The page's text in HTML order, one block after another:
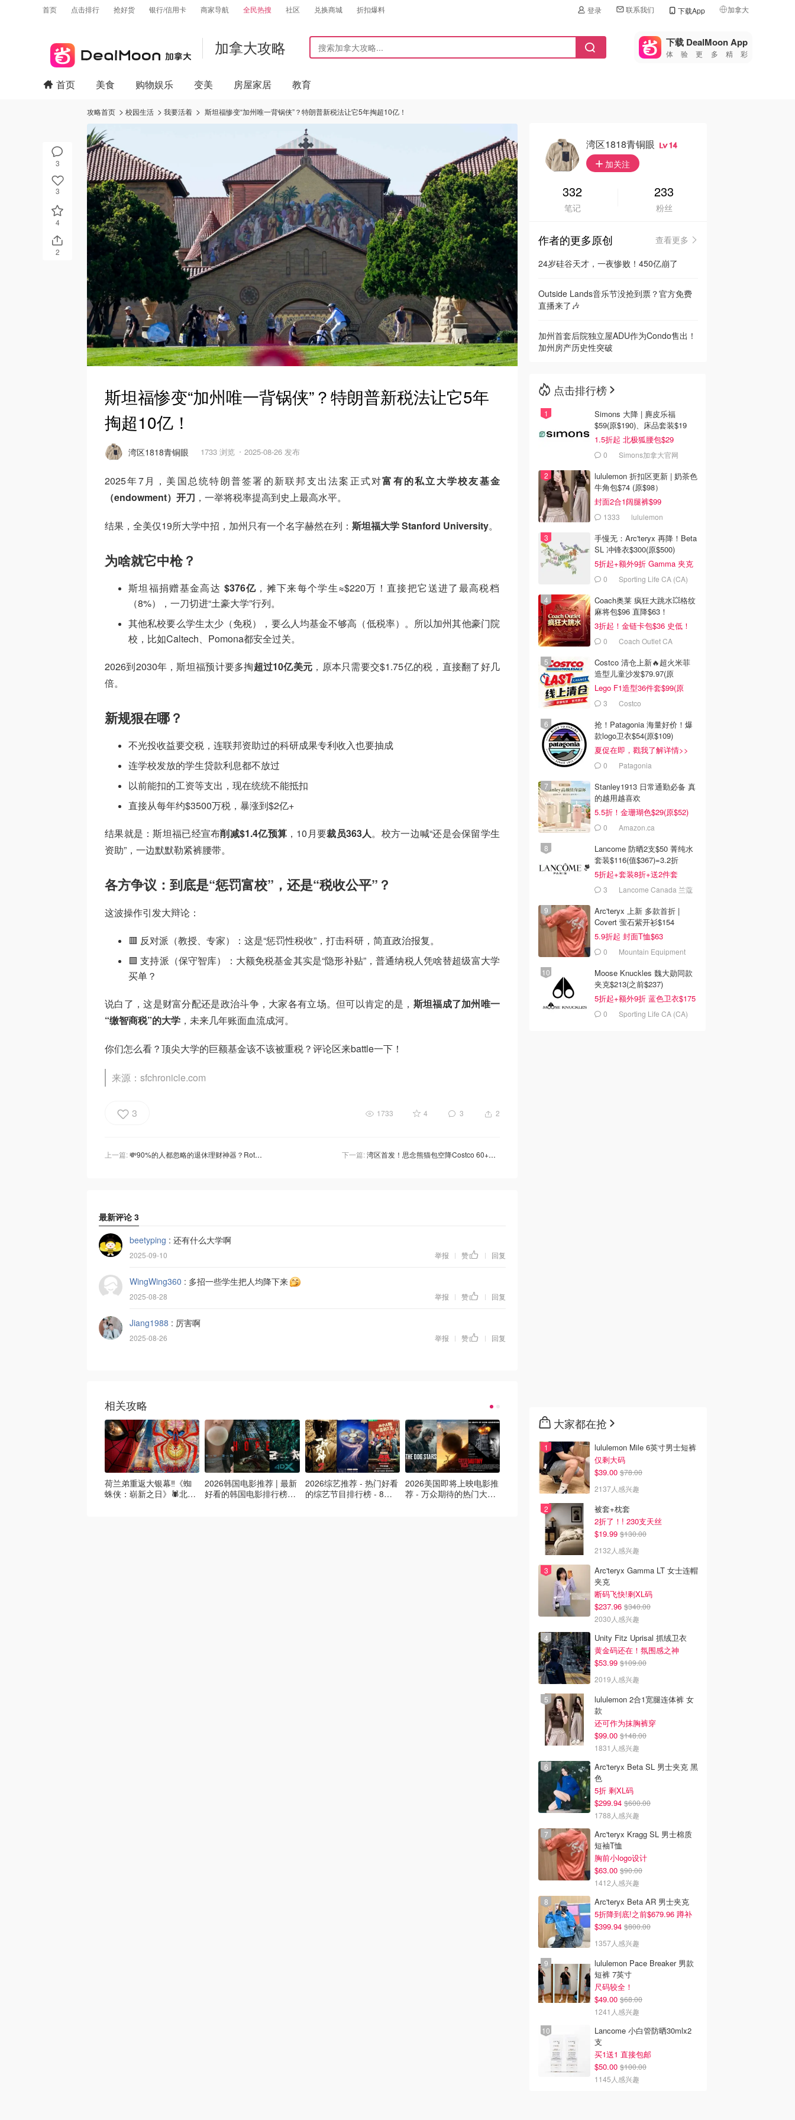
首页 点击排行 抢好货 银行/信用卡 商家导航 全民热搜 社区 兑换商城 折扣爆料 登录 联系我们 下载App 加拿大
🇺🇸
美国
🇨🇳中国
🇩🇪
🇮🇹
🇦🇺
🇳🇿新西兰
加拿大攻略 下载 DealMoon App
体验更多精彩
3
3
4
2
首页 美食 购物娱乐 变美 房屋家居 教育
攻略首页 校园生活 我要活着 斯坦福惨变“加州唯一背锅侠”？特朗普新税法让它5年掏超10亿！
斯坦福惨变“加州唯一背锅侠”？特朗普新税法让它5年
掏超10亿！
湾区1818青铜眼 1733 浏览 2025-08-26 发布
2025年7月，美国总统特朗普签署的新联邦支出法案正式对富有的私立大学校友基金
（endowment）开刀 ，一举将税率提高到史上最高水平。
结果，全美仅19所大学中招，加州只有一个名字赫然在列： 斯坦福大学 Stanford University。
为啥就它中枪？
斯坦福捐赠基金高达 $376亿 ，摊下来每个学生≈$220万！直接把它送进了最高税档
（8%），一刀切进“土豪大学”行列。
其他私校要么学生太少（免税），要么人均基金不够高（低税率）。所以加州其他豪门院
校，比如Caltech、Pomona都安全过关。
2026到2030年，斯坦福预计要多掏超过10亿美元 ，原本只需要交$1.75亿的税，直接翻了好几
倍。
新规狠在哪？
不光投收益要交税，连联邦资助过的科研成果专利收入也要抽成
连学校发放的学生贷款利息都不放过
以前能扣的工资等支出，现在统统不能抵扣
直接从每年约$3500万税，暴涨到$2亿+
结果就是：斯坦福已经宣布削减$1.4亿预算 ，10月要裁员363人。校方一边喊“还是会保留学生
资助”，一边默默勒紧裤腰带。
各方争议：到底是“惩罚富校”，还是“税收公平”？
这波操作引发大辩论：
🟥 反对派（教授、专家）：这是“惩罚性税收”，打击科研，简直政治报复。
🟩 支持派（保守智库）：大额免税基金其实是“隐形补贴”，普通纳税人凭啥替超级富大学
买单？
说白了，这是财富分配还是政治斗争，大家各有立场。但可以肯定的是， 斯坦福成了加州唯一
“缴智商税”的大学 ，未来几年账面血流成河。
你们怎么看？顶尖大学的巨额基金该不该被重税？评论区来battle一下！
来源：sfchronicle.com
3 1733 4 3 2
上一篇:💸90%的人都忽略的退休理财神器？Roth 401(k)了解一下！ 下一篇:湾区首发！思念熊猫包空降Costco 60+家门店，萌翻全场还巨好吃！
最新评论 3
beetyping : 还有什么大学啊
2025-09-10 举报 | 赞 | 回复
WingWing360 : 多招一些学生把人均降下来
2025-08-28 举报 | 赞 | 回复
Jiang1988 : 厉害啊
2025-08-26 举报 | 赞 | 回复
相关攻略
荷兰弟重返大银幕‼️《蜘
蛛侠：崭新之日》🕷️北美
2026韩国电影推荐 | 最新
好看的韩国电影排行榜，
2026综艺推荐 - 热门好看
的综艺节目排行榜 - 8月
2026美国即将上映电影推
荐 - 万众期待的热门大片
Netflix新剧推荐2026 - 最
新好看网飞Netflix新剧大
片 - 8月最新：《​​百年孤
好看的电视剧推荐2026-
高分大陆电视剧持续更
新-8月最新:《九门》、
《天才，女友》
湾区1818青铜眼 14
加关注
332
笔记
233
粉丝
作者的更多原创
查看更多
24岁硅谷天才，一夜惨败！450亿崩了
Outside Lands音乐节没抢到票？官方免费
直播来了🎶
加州首套后院独立屋ADU作为Condo售出！
加州房产历史性突破
点击排行榜
Simons 大降 | 麂皮乐福
$59(原$190)、床品套装$19
1.5折起 北极狐腰包$29
0 Simons加拿大官网
lululemon 折扣区更新 | 奶茶色
牛角包$74 (原$98）
封面2合1阔腿裤$99
1333 lululemon
手慢无：Arc'teryx 再降！Beta
SL 冲锋衣$300(原$500)
5折起+额外9折 Gamma 夹克
$2380 Sporting Life CA (CA)
Coach奥莱 疯狂大跳水💥格纹
麻将包$96 直降$63！
3折起！金链卡包$36 史低！
0 Coach Outlet CA
Costco 清仓上新🔥超火米菲
造型儿童沙发$79.97(原
$129.99)
Lego F1造型36件套$99(原
$159)
3 Costco
抢！Patagonia 海量好价！爆
款logo卫衣$54(原$109)
夏促在即，戳我了解详情>>
0 Patagonia
Stanley1913 日常通勤必备 真
的越用越喜欢
5.5折！金珊瑚色$29(原$52)
0 Amazon.ca
Lancome 防晒2支$50 菁纯水
套装$116(值$367)=3.2折
5折起+套装8折+送2件套
3
Lancome Canada 兰蔻
Arc'teryx 上新 多款首折 |
Covert 萤石紫开衫$154
5.9折起 封面T恤$63
0
Mountain Equipment
Moose Knuckles 魏大勋同款
夹克$213(之前$237)
5折起+额外9折 蓝色卫衣$175
0 Sporting Life CA (CA)
大家都在抢
lululemon Mile 6英寸男士短裤
仅剩大码
$39.00 $78.00
2137人感兴趣
被套+枕套
2折了！! 230支天丝
$19.99 $130.00
2132人感兴趣
Arc'teryx Gamma LT 女士连帽
夹克
断码飞快!剩XL码
$237.96 $340.00
2030人感兴趣
Unity Fitz Uprisal 抓绒卫衣
黄金码还在！氛围感之神
$53.99 $109.00
2019人感兴趣
lululemon 2合1宽腿连体裤 女
款
还可作为抹胸裤穿
$99.00 $148.00
1831人感兴趣
Arc'teryx Beta SL 男士夹克 黑
色
5折 剩XL码
$299.94 $600.00
1788人感兴趣
Arc'teryx Kragg SL 男士棉质
短袖T恤
胸前小logo设计
$63.00 $90.00
1412人感兴趣
Arc'teryx Beta AR 男士夹克
5折降到底!之前$679.96 蹲补
$399.94 $800.00
1357人感兴趣
lululemon Pace Breaker 男款
短裤 7英寸
尺码较全！
$49.00 $68.00
1241人感兴趣
Lancome 小白管防晒30mlx2
支
买1送1 直接包邮
$50.00 $100.00
1145人感兴趣